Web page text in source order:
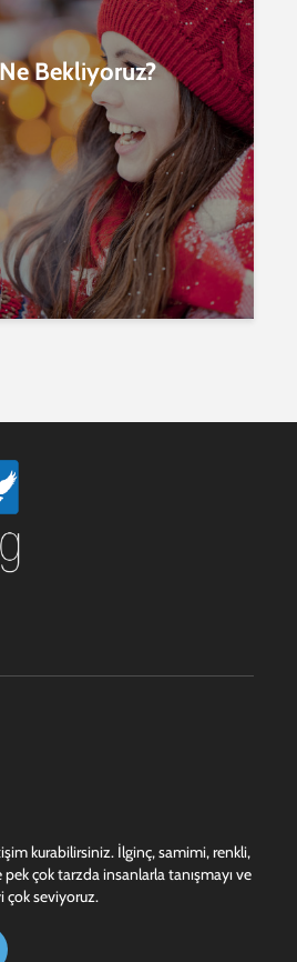
Bekliyoruz?
kurabilirsiniz. İlginç, samimi, renkli,
çok tarzda insanlarla tanışmayı ve
çok seviyoruz.